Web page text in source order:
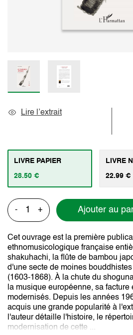
Lire l’extrait
LIVRE PAPIER
28.50 €
LIVRE
22.99 €
- + Ajouter au
Cet ouvrage est la première
ethnomusicologique française
shakuhachi, la flûte de bambou
d'une secte de moines
(1603-1868). À la chute du
la musique européenne, sa facture
modernisés. Depuis les années
acquis une grande popularité à
l'auteur détaille l'histoire, le
modernisation de cette ...